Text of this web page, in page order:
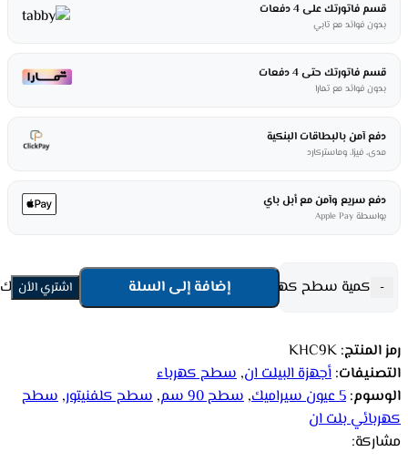
قسم فاتورتك على 4 دفعات
بدون فوائد مع تابي
قسم فاتورتك حتى 4 دفعات
بدون فوائد مع تمارا
دفع آمن بالبطاقات البنكية
مدى، فيزا، وماستركارد
دفع سريع وآمن مع أبل باي
بواسطة Apple Pay
- كمية سطح كهربائي بلت ان كلفنيتور 90 سم - 5 عيون سيراميك - أسود KHC9K
إضافة إلى السلة اشتري الأن
رمز المنتج: KHC9K
التصنيفات: أجهزة البيلت ان, سطح كهرباء
الوسوم: 5 عيون سيراميك , سطح 90 سم , سطح كلفنيتور, سطح
كهربائي بلت ان
مشاركة: